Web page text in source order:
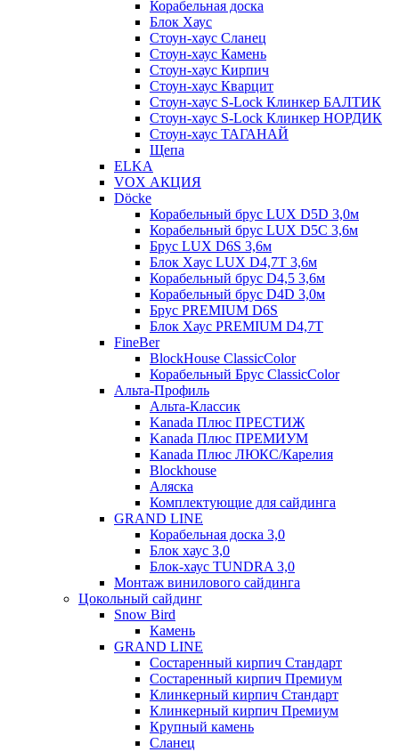
Корабельная доска
Блок Хаус
Стоун-хаус Сланец
Стоун-хаус Камень
Стоун-хаус Кирпич
Стоун-хаус Кварцит
Стоун-хаус S-Lock Клинкер БАЛТИК
Стоун-хаус S-Lock Клинкер НОРДИК
Стоун-хаус ТАГАНАЙ
Щепа
ELKA
VOX АКЦИЯ
Döcke
Корабельный брус LUX D5D 3,0м
Корабельный брус LUX D5C 3,6м
Брус LUX D6S 3,6м
Блок Хаус LUX D4,7T 3,6м
Корабельный брус D4,5 3,6м
Корабельный брус D4D 3,0м
Брус PREMIUM D6S
Блок Хаус PREMIUM D4,7T
FineBer
BlockHouse ClassicColor
Корабельный Брус ClassicColor
Альта-Профиль
Альта-Классик
Kanada Плюс ПРЕСТИЖ
Kanada Плюс ПРЕМИУМ
Kanada Плюс ЛЮКС/Карелия
Blockhouse
Аляска
Комплектующие для сайдинга
GRAND LINE
Корабельная доска 3,0
Блок хаус 3,0
Блок-хаус TUNDRA 3,0
Монтаж винилового сайдинга
Цокольный сайдинг
Snow Bird
Камень
GRAND LINE
Состаренный кирпич Стандарт
Состаренный кирпич Премиум
Клинкерный кирпич Стандарт
Клинкерный кирпич Премиум
Крупный камень
Сланец